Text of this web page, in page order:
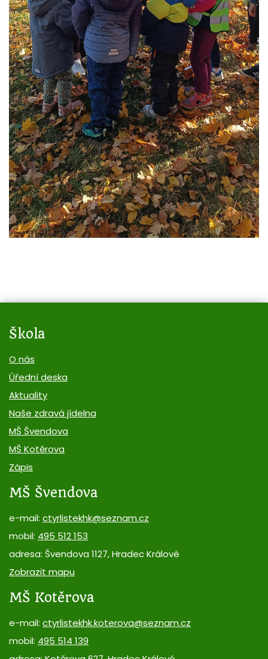
Škola
O nás
Úřední deska
Aktuality
Naše zdravá jídelna
MŠ Švendova
MŠ Kotěrova
Zápis
MŠ Švendova
e-mail: ctyrlistekhk@seznam.cz
mobil: 495 512 153
adresa: Švendova 1127, Hradec Králové
Zobrazit mapu
MŠ Kotěrova
e-mail: ctyrlistekhk.koterova@seznam.cz
mobil: 495 514 139